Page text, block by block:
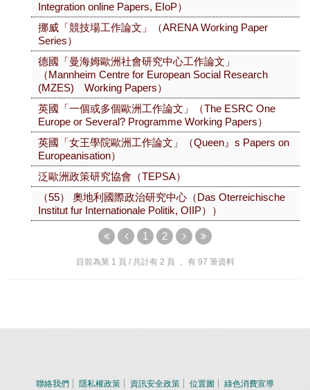
Integration online Papers, EIoP）
挪威「競技場工作論文」（ARENA Working Paper
Series）
德國「曼海姆歐洲社會研究中心工作論文」
（Mannheim Centre for European Social Research
(MZES) Working Papers）
英國「一個或多個歐洲工作論文」（The ESRC One
Europe or Several? Programme Working Papers）
英國「女王學院歐洲工作論文」（Queen』s Papers on
Europeanisation）
泛歐洲政策研究協會（TEPSA）
（55） 奧地利國際政治研究中心（Das Oterreichische
Institut fur Internationale Politik, OIIP））
1 2
目前為第 1 頁 / 共計有 2 頁 ， 有 97 筆資料
聯絡我們 隱私權政策 資訊安全政策 位置圖 綠色消費宣導